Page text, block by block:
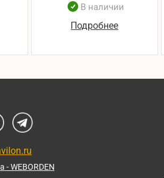
В наличии
Подробнее
- WEBORDEN